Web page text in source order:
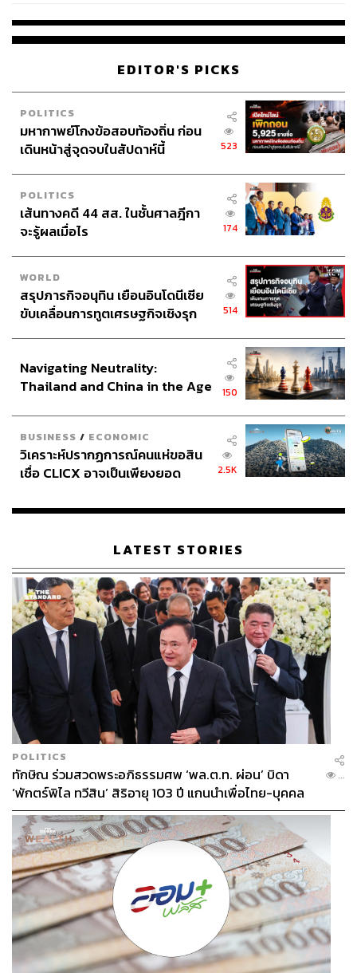
319
ABOUT THE AUTHOR
THE STANDARD WEALTH
สำนักข่าวเศรษฐกิจ ธุรกิจ และการลงทุน โดย
EDITOR'S PICKS
POLITICS
มหากาพย์โกงข้อสอบท้องถิ่น ก่อน
เดินหน้าสู่จุดจบในสัปดาห์นี้
523
POLITICS
เส้นทางคดี 44 สส. ในชั้นศาลฎีกา
จะรู้ผลเมื่อไร
174
WORLD
สรุปภารกิจอนุทิน เยือนอินโดนีเซีย
ขับเคลื่อนการทูตเศรษฐกิจเชิงรุก
514
Navigating Neutrality:
Thailand and China in the Age
150
BUSINESS / ECONOMIC
วิเคราะห์ปรากฏการณ์คนแห่ขอสิน
เชื่อ CLICX อาจเป็นเพียงยอด
เรือนไทยที่ถูกซุกไว้
2.5K
LATEST STORIES
POLITICS
ทักษิณ ร่วมสวดพระอภิธรรมศพ ‘พล.ต.ท. ผ่อน’ บิดา
‘พักตร์พิไล ทวีสิน’ สิริอายุ 103 ปี แกนนำเพื่อไทย-บุคคล
หลากวงการร่วมอาลัย
...